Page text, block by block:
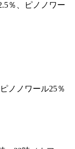
％、ピノノワー
ノノワール25％